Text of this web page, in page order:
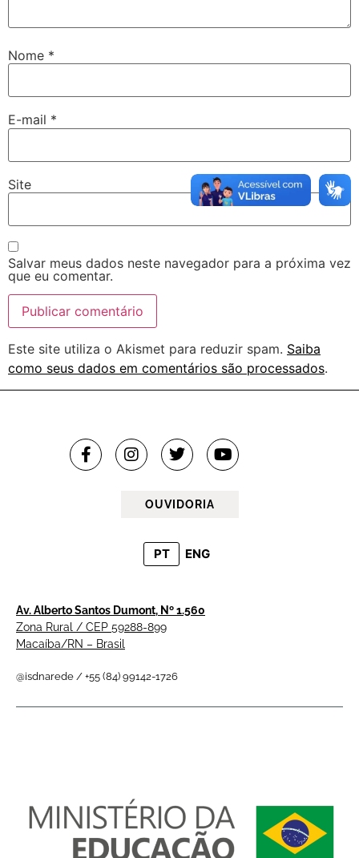
Nome *
E-mail *
Site
Salvar meus dados neste navegador para a próxima vez
que eu comentar.
Este site utiliza o Akismet para reduzir spam. Saiba
como seus dados em comentários são processados.
OUVIDORIA
PT ENG
Av. Alberto Santos Dumont, Nº 1.560
Zona Rural / CEP 59288-899
Macaíba/RN – Brasil
@isdnarede / +55 (84) 99142-1726